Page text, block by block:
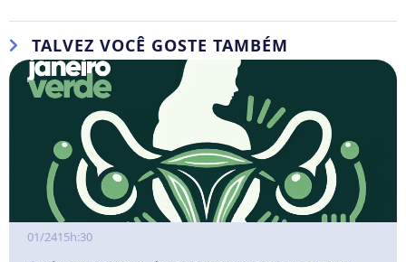
TALVEZ VOCÊ GOSTE TAMBÉM
01/2415h:30